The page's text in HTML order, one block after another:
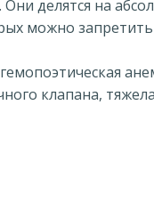
делятся на
можно
клапана,